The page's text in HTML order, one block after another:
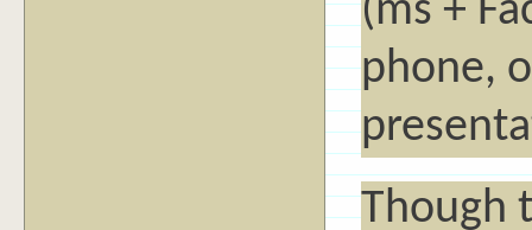
(ms +
phone,
Though